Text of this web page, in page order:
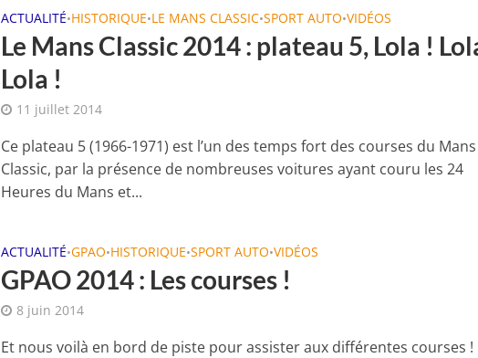
ACTUALITÉ•HISTORIQUE•LE MANS CLASSIC•SPORT AUTO•VIDÉOS
Le Mans Classic 2014 : plateau 5, Lola !
Lola !
11 juillet 2014
Ce plateau 5 (1966-1971) est l’un des temps fort des courses du Mans
Classic, par la présence de nombreuses voitures ayant couru les 24
Heures du Mans et...
ACTUALITÉ•GPAO•HISTORIQUE•SPORT AUTO•VIDÉOS
GPAO 2014 : Les courses !
8 juin 2014
Et nous voilà en bord de piste pour assister aux différentes courses !